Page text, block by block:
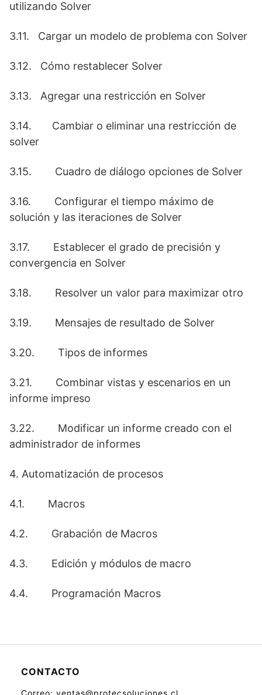
utilizando Solver
3.11. Cargar un modelo de problema con Solver
3.12. Cómo restablecer Solver
3.13. Agregar una restricción en Solver
3.14. Cambiar o eliminar una restricción de
solver
3.15. Cuadro de diálogo opciones de Solver
3.16. Configurar el tiempo máximo de
solución y las iteraciones de Solver
3.17. Establecer el grado de precisión y
convergencia en Solver
3.18. Resolver un valor para maximizar otro
3.19. Mensajes de resultado de Solver
3.20. Tipos de informes
3.21. Combinar vistas y escenarios en un
informe impreso
3.22. Modificar un informe creado con el
administrador de informes
4. Automatización de procesos
4.1. Macros
4.2. Grabación de Macros
4.3. Edición y módulos de macro
4.4. Programación Macros
CONTACTO
Correo: ventas@protecsoluciones.cl